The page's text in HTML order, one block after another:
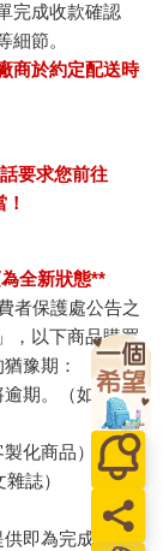
完成收款確認
細節。
商於約定配送時
要求您前往
全新狀態**
者保護處公告之
，以下商品購買
豫期：
期。（如：生
化商品）
誌）
即為完成之線